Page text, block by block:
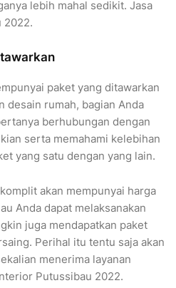
lebih mahal sedikit. Jasa
2022.
paket yang ditawarkan
desain rumah, bagian Anda
berhubungan dengan
serta memahami kelebihan
yang satu dengan yang lain.
akan mempunyai harga
Anda dapat melaksanakan
juga mendapatkan paket
Perihal itu tentu saja akan
menerima layanan
Putussibau 2022.